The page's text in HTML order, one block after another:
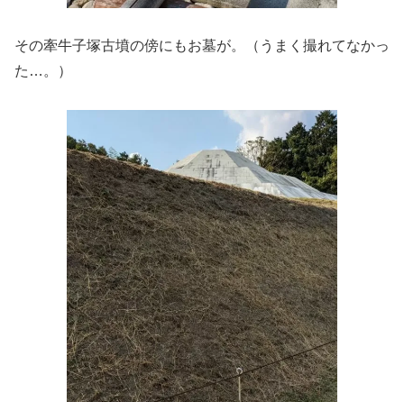
その牽牛子塚古墳の傍にもお墓が。（うまく撮れてなかっ
た…。）